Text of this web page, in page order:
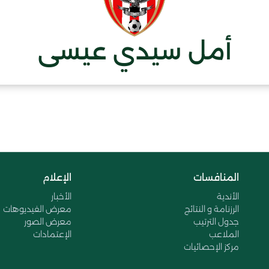
أمل سيدي عيسى
المنافسات
الأندية
الرزنامة و النتائج
جدول الترتيب
الملاعب
مركز الإحصائيات
الإعلام
الأخبار
معرض الفيديوهات
معرض الصور
الإعتمادات